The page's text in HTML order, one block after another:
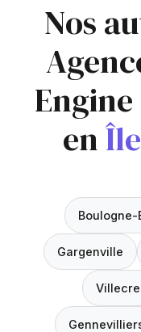
Nos
en
Gargenville